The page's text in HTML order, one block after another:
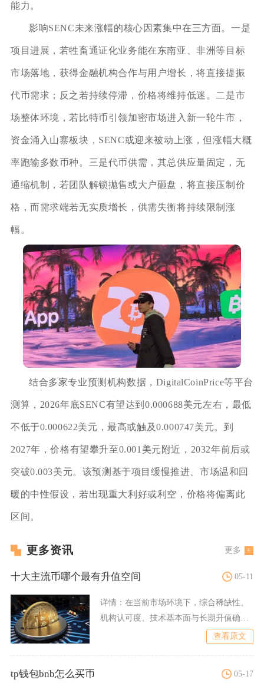
能力。
影响SENC未来涨幅的核心因素集中在三方面。一是
项目进展，若牲畜通证化业务能在东南亚、非洲等目标
市场落地，获得金融机构合作与用户增长，将直接提振
代币需求；反之若持续停滞，价格将维持低迷。二是市
场整体环境，若比特币引领加密市场进入新一轮牛市，
资金涌入山寨板块，SENC或迎来被动上涨，但涨幅大概
率跑输多数币种。三是代币供需，其总供应量固定，无
通缩机制，若团队解锁抛售或大户砸盘，将直接压制价
格，而需求端若无实质增长，供需失衡将持续限制涨
幅。
结合多家专业预测机构数据，DigitalCoinPrice等平台
测算，2026年底SENC有望达到0.000688美元左右，最低
不低于0.000622美元，最高或触及0.000747美元。到
2027年，价格有望攀升至0.001美元附近，2032年前后或
突破0.003美元。该预测基于项目缓慢推进、市场温和回
暖的中性假设，若出现重大利好或利空，价格将偏离此
区间。
更多资讯 更多
十大主流币哪个最有升值空间 05-11
详情： 在当前市场环境下，综合稀缺性、
机构认可度、技术基本面与长期升值确定
查看原文
tp钱包bnb怎么买币 05-17